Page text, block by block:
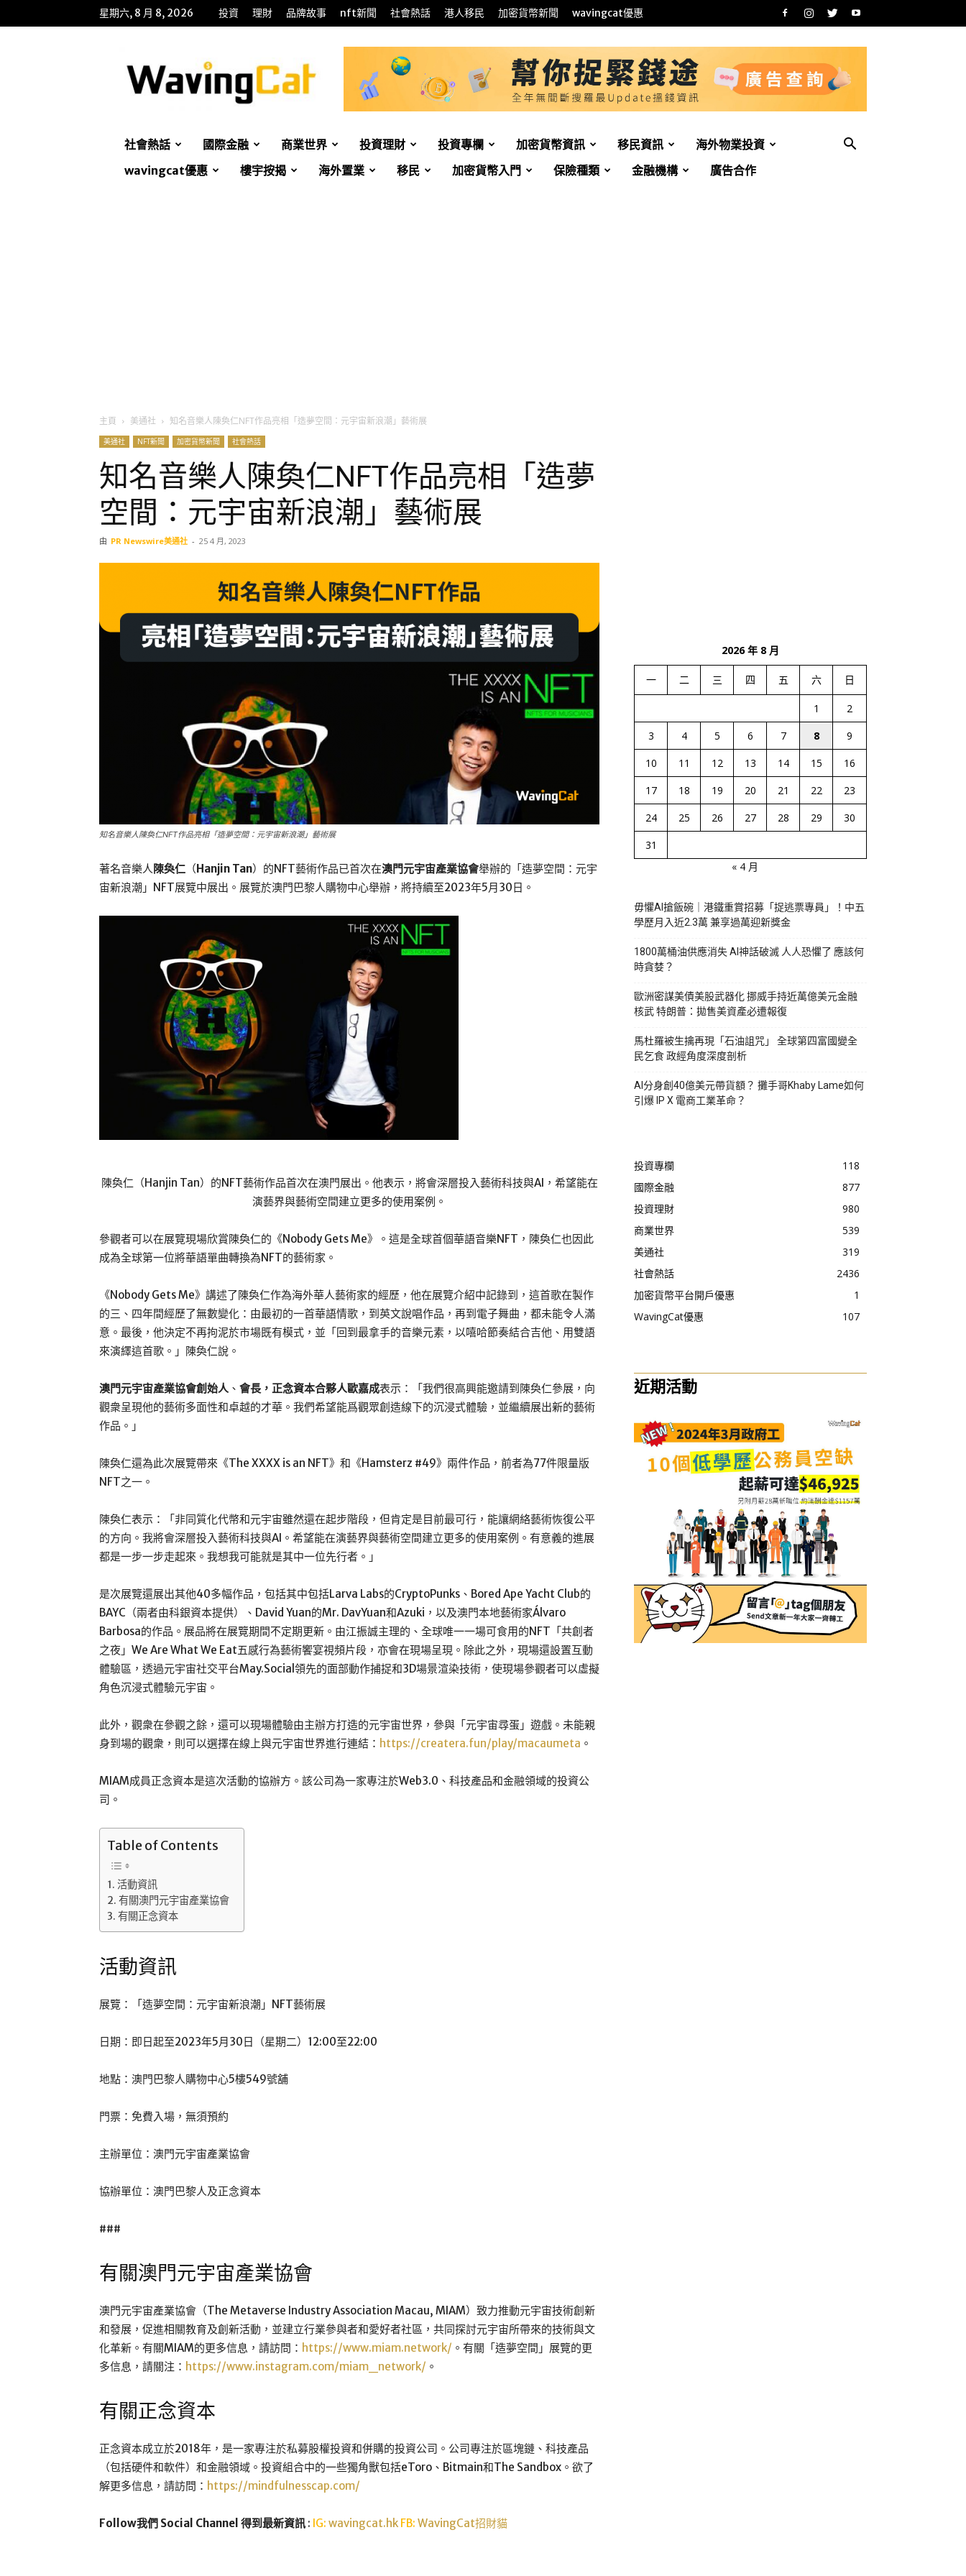
星期六, 8 月 8, 2026 投資 理財 品牌故事 nft新聞 社會熱話 港人移民 加密貨幣新聞 wavingcat優惠
招
財
貓
社會熱話 國際金融 商業世界 投資理財 投資專欄 加密貨幣資訊 移民資訊
海外物業投資
wavingcat優惠
樓宇按揭 海外置業 移民 加密貨幣入門 保險種類 金融機構 廣告合作
主頁 美通社 知名音樂人陳奐仁NFT作品亮相「造夢空間：元宇宙新浪潮」藝術展
美通社 NFT新聞 加密貨幣新聞 社會熱話
知名音樂人陳奐仁NFT作品亮相「造夢
空間：元宇宙新浪潮」藝術展
由 PR Newswire美通社 - 25 4 月, 2023
知名音樂人陳奐仁NFT作品亮相「造夢空間：元宇宙新浪潮」藝術展
著名音樂人陳奐仁 （Hanjin Tan）的NFT藝術作品已首次在澳門元宇宙產業協會舉辦的「造夢空間：元宇
宙新浪潮」NFT展覽中展出。展覽於澳門巴黎人購物中心舉辦，將持續至2023年5月30日。
陳奐仁（Hanjin Tan）的NFT藝術作品首次在澳門展出。他表示，將會深層投入藝術科技與AI，希望能在
演藝界與藝術空間建立更多的使用案例。
參觀者可以在展覽現場欣賞陳奐仁的《Nobody Gets Me》。這是全球首個華語音樂NFT，陳奐仁也因此
成為全球第一位將華語單曲轉換為NFT的藝術家。
《Nobody Gets Me》講述了陳奐仁作為海外華人藝術家的經歷，他在展覽介紹中記錄到，這首歌在製作
的三、四年間經歷了無數變化：由最初的一首華語情歌，到英文說唱作品，再到電子舞曲，都未能令人滿
意。最後，他決定不再拘泥於市場既有模式，並「回到最拿手的音樂元素，以嘻哈節奏結合吉他、用雙語
來演繹這首歌。」陳奐仁說。
澳門元宇宙產業協會創始人 、 會長，正念資本合夥人歐嘉成表示：「我們很高興能邀請到陳奐仁參展，向
觀衆呈現他的藝術多面性和卓越的才華。我們希望能爲觀眾創造線下的沉浸式體驗，並繼續展出新的藝術
作品。」
陳奐仁還為此次展覽帶來《The XXXX is an NFT》和《Hamsterz #49》兩件作品，前者為77件限量版
NFT之一。
陳奐仁表示：「非同質化代幣和元宇宙雖然還在起步階段，但肯定是目前最可行，能讓網絡藝術恢復公平
的方向。我將會深層投入藝術科技與AI。希望能在演藝界與藝術空間建立更多的使用案例。有意義的進展
都是一步一步走起來。我想我可能就是其中一位先行者。」
是次展覽還展出其他40多幅作品，包括其中包括Larva Labs的CryptoPunks、Bored Ape Yacht Club的
BAYC（兩者由科銀資本提供）、David Yuan的Mr. DavYuan和Azuki，以及澳門本地藝術家Álvaro
Barbosa的作品。展品將在展覽期間不定期更新。由江振誠主理的、全球唯一一場可食用的NFT「共創者
之夜」We Are What We Eat五感行為藝術饗宴視頻片段，亦會在現場呈現。除此之外，現場還設置互動
體驗區，透過元宇宙社交平台May.Social領先的面部動作捕捉和3D場景渲染技術，使現場參觀者可以虛擬
角色沉浸式體驗元宇宙。
此外，觀衆在參觀之餘，還可以現場體驗由主辦方打造的元宇宙世界，參與「元宇宙尋蛋」遊戲。未能親
身到場的觀衆，則可以選擇在線上與元宇宙世界進行連結： https://createra.fun/play/macaumeta 。
MIAM成員正念資本是這次活動的協辦方。該公司為一家專注於Web3.0、科技產品和金融領域的投資公
司。
Table of Contents
活動資訊
有關澳門元宇宙產業協會
有關正念資本
活動資訊
展覽：「造夢空間：元宇宙新浪潮」NFT藝術展
日期：即日起至2023年5月30日（星期二）12:00至22:00
地點：澳門巴黎人購物中心5樓549號舖
門票：免費入場，無須預約
主辦單位：澳門元宇宙產業協會
協辦單位：澳門巴黎人及正念資本
###
有關澳門元宇宙產業協會
澳門元宇宙產業協會（The Metaverse Industry Association Macau, MIAM）致力推動元宇宙技術創新
和發展，促進相關教育及創新活動，並建立行業參與者和愛好者社區，共同探討元宇宙所帶來的技術與文
化革新。有關MIAM的更多信息，請訪問： https://www.miam.network/ 。有關「造夢空間」展覽的更
多信息，請關注： https://www.instagram.com/miam_network/ 。
有關正念資本
正念資本成立於2018年，是一家專注於私募股權投資和併購的投資公司。公司專注於區塊鏈、科技產品
（包括硬件和軟件）和金融領域。投資組合中的一些獨角獸包括eToro、Bitmain和The Sandbox。欲了
解更多信息，請訪問： https://mindfulnesscap.com/
Follow我們 Social Channel 得到最新資訊 : IG: wavingcat.hk FB: WavingCat招財貓
2026 年 8 月
一 二 三 四 五 六 日
1
2
3
4 5 6 7 8
9
10
11 12 13 14 15
16
17
18 19 20 21 22
23
24
25 26 27 28 29
30
31
« 4 月
毋懼AI搶飯碗｜港鐵重賞招募「捉逃票專員」！中五
學歷月入近2.3萬 兼享過萬迎新獎金
1800萬桶油供應消失 AI神話破滅 人人恐懼了 應該何
時貪婪？
歐洲密謀美債美股武器化 挪威手持近萬億美元金融
核武 特朗普：拋售美資產必遭報復
馬杜羅被生擒再現「石油詛咒」 全球第四富國變全
民乞食 政經角度深度剖析
AI分身創40億美元帶貨額？ 攤手哥Khaby Lame如何
引爆 IP X 電商工業革命？
投資專欄
118
國際金融
877
投資理財
980
商業世界
539
美通社
319
社會熱話
2436
加密貨幣平台開戶優惠
1
WavingCat優惠
107
近期活動